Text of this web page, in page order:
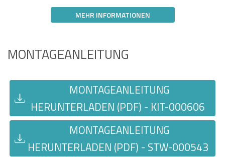
MEHR INFORMATIONEN
MONTAGEANLEITUNG
MONTAGEANLEITUNG
HERUNTERLADEN (PDF) - KIT-000606
MONTAGEANLEITUNG
HERUNTERLADEN (PDF) - STW-000543